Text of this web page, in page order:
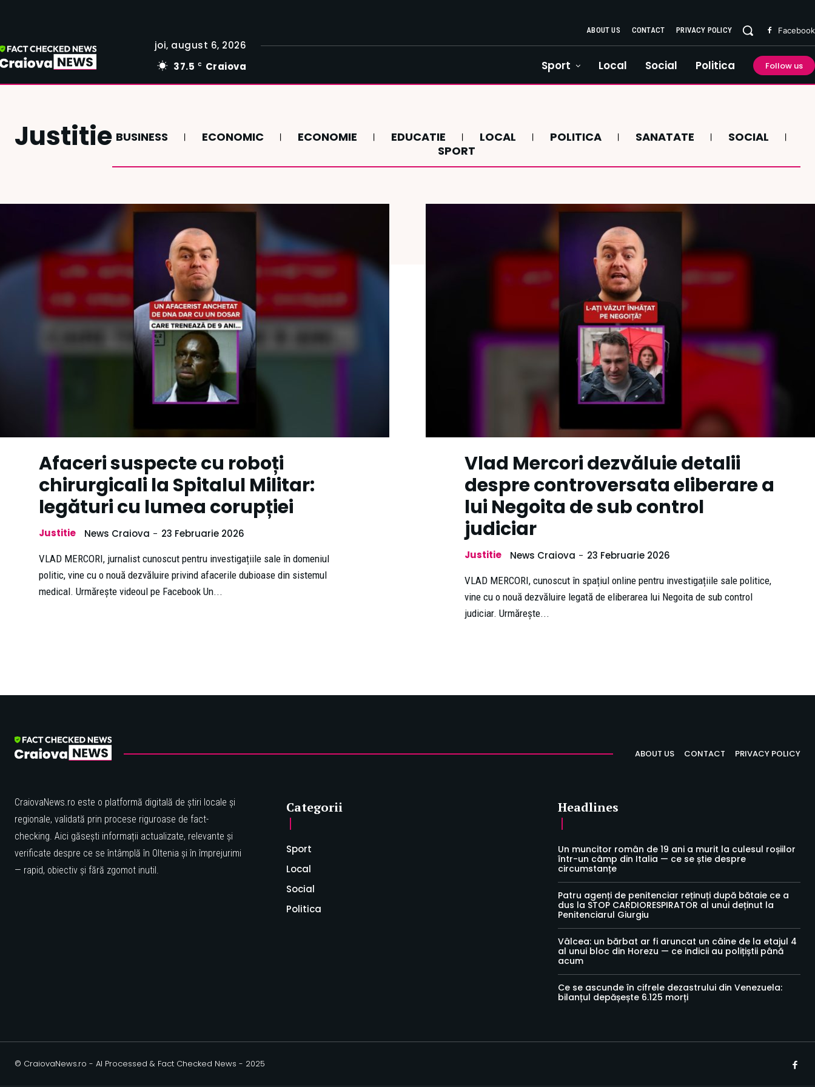
joi, august 6, 2026
37.5 C Craiova
ABOUT US CONTACT PRIVACY POLICY Facebook
Sport Local Social Politica Follow us
Justitie BUSINESS ECONOMIC ECONOMIE EDUCATIE LOCAL POLITICA SANATATE
SOCIAL
SPORT
Afaceri suspecte cu roboți
chirurgicali la Spitalul Militar:
legături cu lumea corupției
Justitie News Craiova - 23 Februarie 2026
VLAD MERCORI, jurnalist cunoscut pentru investigațiile sale în domeniul
politic, vine cu o nouă dezvăluire privind afacerile dubioase din sistemul
medical. Urmărește videoul pe Facebook Un...
Vlad Mercori dezvăluie detalii
despre controversata eliberare a
lui Negoita de sub control
judiciar
Justitie News Craiova - 23 Februarie 2026
VLAD MERCORI, cunoscut în spațiul online pentru investigațiile sale politice,
vine cu o nouă dezvăluire legată de eliberarea lui Negoita de sub control
judiciar. Urmărește...
ABOUT US CONTACT PRIVACY POLICY
CraiovaNews.ro este o platformă digitală de știri locale și
regionale, validată prin procese riguroase de fact-
checking. Aici găsești informații actualizate, relevante și
verificate despre ce se întâmplă în Oltenia și în împrejurimi
— rapid, obiectiv și fără zgomot inutil.
Categorii
Sport
Local
Social
Politica
Headlines
Un muncitor român de 19 ani a murit la culesul roșiilor
într-un câmp din Italia — ce se știe despre
circumstanțe
Patru agenți de penitenciar reținuți după bătaie ce a
dus la STOP CARDIORESPIRATOR al unui deținut la
Penitenciarul Giurgiu
Vâlcea: un bărbat ar fi aruncat un câine de la etajul 4
al unui bloc din Horezu — ce indicii au polițiștii până
acum
Ce se ascunde în cifrele dezastrului din Venezuela:
bilanțul depășește 6.125 morți
© CraiovaNews.ro - AI Processed & Fact Checked News - 2025